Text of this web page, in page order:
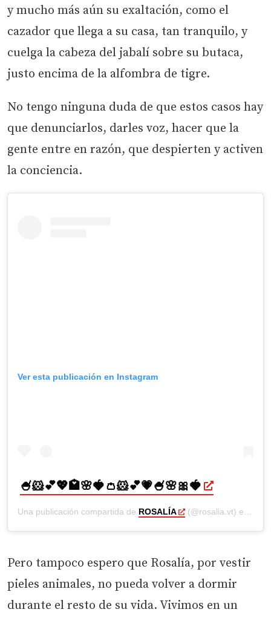
y mucho más aún su exaltación, como el
cazador que llega a su casa, tan tranquilo, y
cuelga la cabeza del jabalí sobre su butaca,
justo encima de la alfombra de tigre.
No tengo ninguna duda de que estos casos hay
que denunciarlos, darles voz, hacer que la
gente entre en razón, que despierten y activen
la conciencia.
Ver esta publicación en Instagram
🍧🐹💕💖🏩🌸🍓👛🐹💕💗🍧🌸🎀🍓
Una publicación compartida de ROSALÍA (@rosalia.vt) el
Pero tampoco espero que Rosalía, por vestir
pieles animales, no pueda volver a dormir
durante el resto de su vida. Vivimos en un